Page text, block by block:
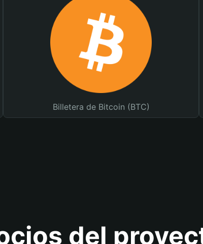
Billetera de Bitcoin (BTC)
del